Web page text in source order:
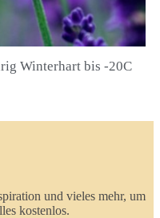
Winterhart bis -20C
und vieles mehr, um
kostenlos.